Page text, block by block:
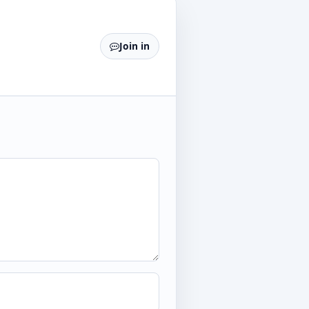
Join in